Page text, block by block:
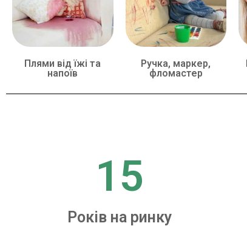
Плями від їжі та
напоїв
Ручка, маркер,
фломастер
15
Років на ринку